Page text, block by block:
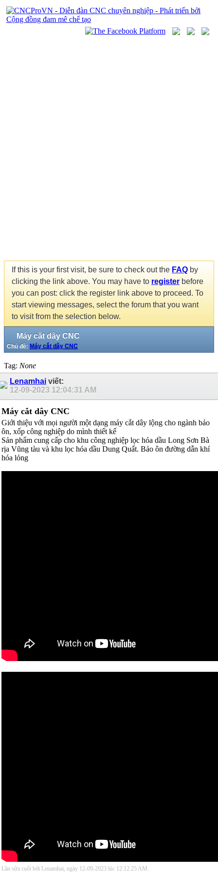
If this is your first visit, be sure to check out the FAQ by
clicking the link above. You may have to register before
you can post: click the register link above to proceed. To
start viewing messages, select the forum that you want
to visit from the selection below.
Máy cắt dây CNC
Chủ đề: Máy cắt dây CNC
Tag: None
Lenamhai viết:
12-09-2023 12:04:31 AM
Máy cắt dây CNC
Giới thiệu với mọi người một dạng máy cắt dây lộng cho ngành bảo
ôn, xốp công nghiệp do mình thiết kế
Sản phẩm cung cấp cho khu công nghiệp lọc hóa dầu Long Sơn Bà
rịa Vũng tàu và khu lọc hóa dầu Dung Quất. Bảo ôn đường dẫn khí
hóa lỏng
Lần sửa cuối bởi Lenamhai, ngày 12-09-2023 lúc 12:12:25 AM .